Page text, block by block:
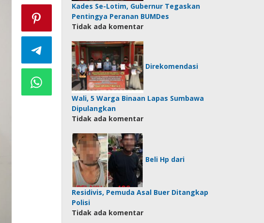
Kades Se-Lotim, Gubernur Tegaskan
Pentingya Peranan BUMDes
Tidak ada komentar
Direkomendasi
Wali, 5 Warga Binaan Lapas Sumbawa
Dipulangkan
Tidak ada komentar
Beli Hp dari
Residivis, Pemuda Asal Buer Ditangkap
Polisi
Tidak ada komentar